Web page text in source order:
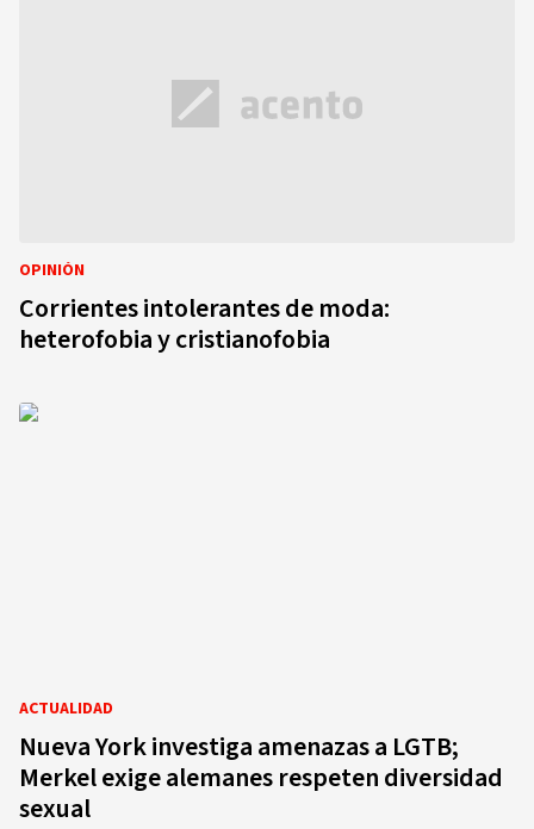
OPINIÓN
Corrientes intolerantes de moda:
heterofobia y cristianofobia
ACTUALIDAD
Nueva York investiga amenazas a LGTB;
Merkel exige alemanes respeten diversidad
sexual